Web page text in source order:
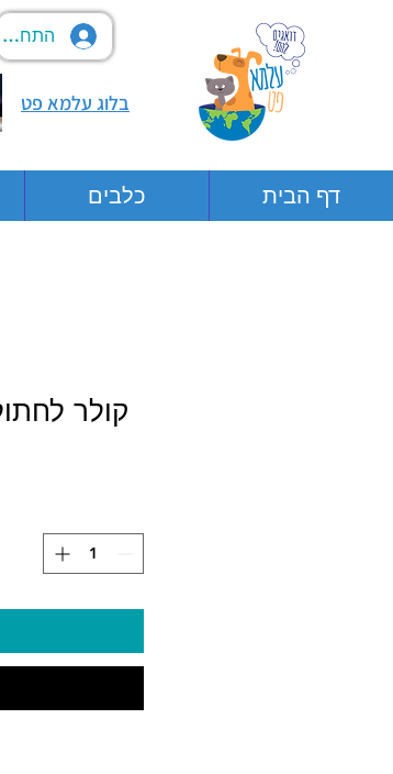
התחבר
בלוג עלמא פט
כלבים דף הבית
קולר